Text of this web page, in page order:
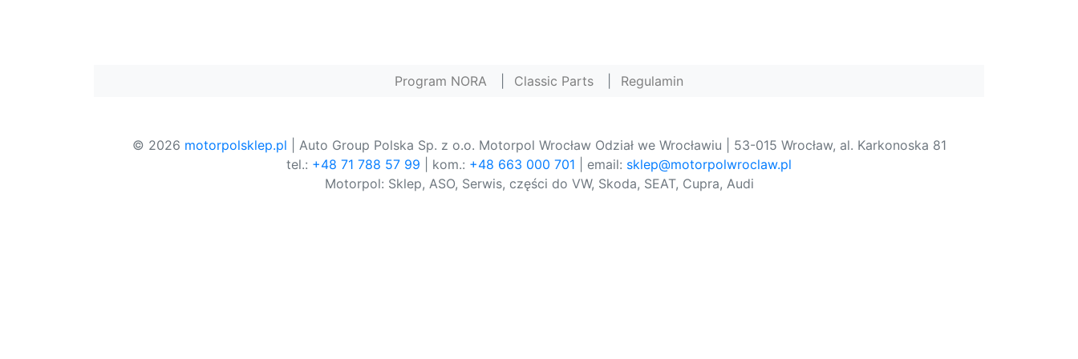
Program NORA Classic Parts Regulamin
© 2026 motorpolsklep.pl | Auto Group Polska Sp. z o.o. Motorpol Wrocław Odział we Wrocławiu | 53-015 Wrocław, al. Karkonoska 81
tel.: +48 71 788 57 99 | kom.: +48 663 000 701 | email: sklep@motorpolwroclaw.pl
Motorpol: Sklep, ASO, Serwis, części do VW, Skoda, SEAT, Cupra, Audi